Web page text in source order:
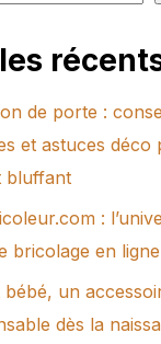
de porte :
et astuces déco
bluffant
:
bricolage en ligne
un
dès la